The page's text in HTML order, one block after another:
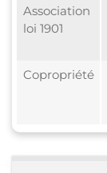
Association
loi 1901
Copropriété